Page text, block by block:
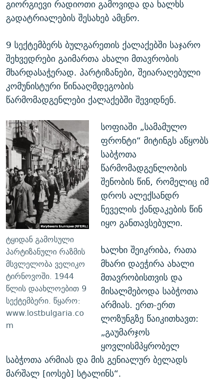
გიორგიევი რადიოთი გამოვიდა და ხალხს
გადატრიალების შესახებ ამცნო.
9 სექტემბერს ბულგარეთის ქალაქებში საჯარო
შეხვედრები გაიმართა ახალი მთავრობის
მხარდასაჭერად. პარტიზანები, შეიარაღებული
კომუნისტური წინააღმდეგობის
წარმომადგენლები ქალაქებში შევიდნენ.
ტყიდან გამოსული
პარტიზანული რაზმის
მსვლელობა ველიკო
ტირნოვოში. 1944
წლის დაახლოებით 9
სექტემბერი. წყარო:
www.lostbulgaria.co
m
სოფიაში „სამამულო
ფრონტი“ მიტინგს აწყობს
საბჭოთა
წარმომადგენლობის
შენობის წინ, რომელიც იმ
დროს ალექსანდრ
ნეველის ქანდაკების წინ
იყო განთავსებული.
ხალხი შეიკრიბა, რათა
მხარი დაეჭირა ახალი
მთავრობისთვის და
მისალმებოდა საბჭოთა
არმიას. ერთ-ერთ
ლოზუნგზე წაიკითხავთ:
„გაუმარჯოს
ყოვლისმპყრობელ
საბჭოთა არმიას და მის გენიალურ ბელადს
მარშალ [იოსებ] სტალინს“.